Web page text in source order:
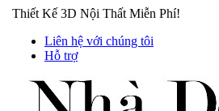
Thiết Kế 3D Nội Thất Miễn Phí!
Liên hệ với chúng tôi
Hỗ trợ